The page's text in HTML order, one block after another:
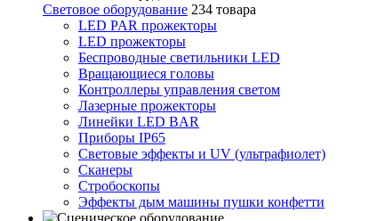
Световое оборудование 234 товара
LED PAR прожекторы
LED прожекторы
Беспроводные светильники LED
Вращающиеся головы
Контроллеры управления светом
Лазерные прожекторы
Линейки LED BAR
Приборы IP65
Световые эффекты и UV (ультрафиолет)
Сканеры
Стробоскопы
Эффекты дым машины пушки конфетти